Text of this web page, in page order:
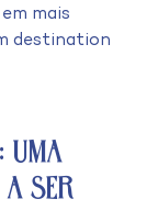
mais
destination
Uma
Ser